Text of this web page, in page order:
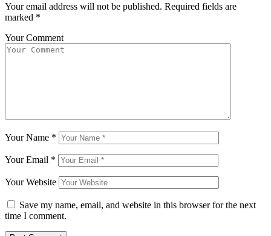
Your email address will not be published. Required fields are
marked *
Your Comment
Your Name *
Your Email *
Your Website
Save my name, email, and website in this browser for the next
time I comment.